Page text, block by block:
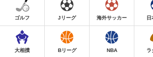
ゴルフ Jリーグ 海外サッカー 日
大相撲 Bリーグ NBA ラ